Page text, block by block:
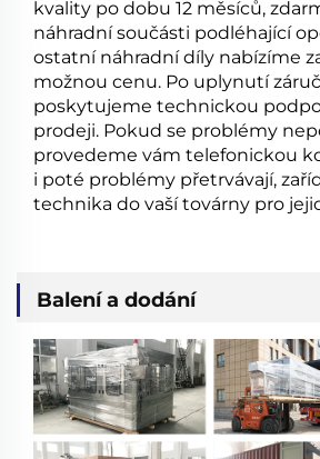
kvality po dobu 12 měsíců,
náhradní součásti podléhající
ostatní náhradní díly nabízíme
možnou cenu. Po uplynutí
poskytujeme technickou
prodeji. Pokud se problémy
provedeme vám telefonickou
i poté problémy přetrvávají,
technika do vaší továrny pro
Balení a dodání